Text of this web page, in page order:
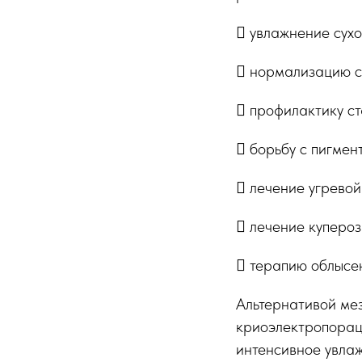
 увлажнение
 нормализацию
 профилактику
 борьбу с
 лечение
 лечение
 терапию
Альтернативой
интенсивное